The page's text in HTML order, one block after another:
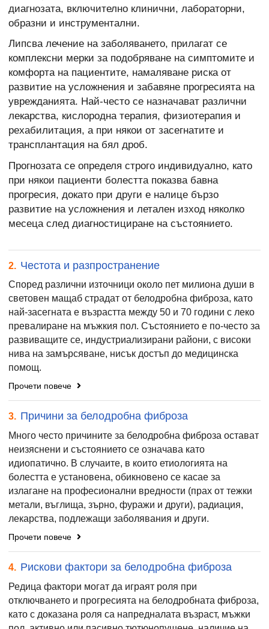
диагнозата, включително клинични, лабораторни,
образни и инструментални.
Липсва лечение на заболяването, прилагат се
комплексни мерки за подобряване на симптомите и
комфорта на пациентите, намаляване риска от
развитие на усложнения и забавяне прогресията на
уврежданията. Най-често се назначават различни
лекарства, кислородна терапия, физиотерапия и
рехабилитация, а при някои от засегнатите и
трансплантация на бял дроб.
Прогнозата се определя строго индивидуално, като
при някои пациенти болестта показва бавна
прогресия, докато при други е налице бързо
развитие на усложнения и летален изход няколко
месеца след диагностициране на състоянието.
2. Честота и разпространение
Според различни източници около пет милиона души в
световен мащаб страдат от белодробна фиброза, като
най-засегната е възрастта между 50 и 70 години с леко
превалиране на мъжкия пол. Състоянието е по-често за
развиващите се, индустриализирани райони, с високи
нива на замърсяване, нисък достъп до медицинска
помощ.
Прочети повече
3. Причини за белодробна фиброза
Много често причините за белодробна фиброза остават
неизяснени и състоянието се означава като
идиопатично. В случаите, в които етиологията на
болестта е установена, обикновено се касае за
излагане на професионални вредности (прах от тежки
метали, въглища, зърно, фуражи и други), радиация,
лекарства, подлежащи заболявания и други.
Прочети повече
4. Рискови фактори за белодробна фиброза
Редица фактори могат да играят роля при
отключването и прогресията на белодробната фиброза,
като с доказана роля са напредналата възраст, мъжки